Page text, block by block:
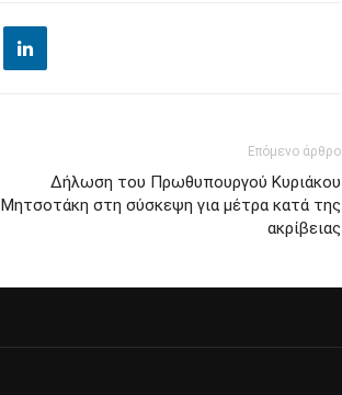
Επόμενο άρθρο
Δήλωση του Πρωθυπουργού Κυριάκου
Μητσοτάκη στη σύσκεψη για μέτρα κατά της
ακρίβειας